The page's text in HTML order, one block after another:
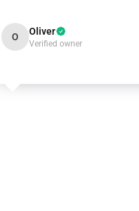
O Oliver
Verified owner